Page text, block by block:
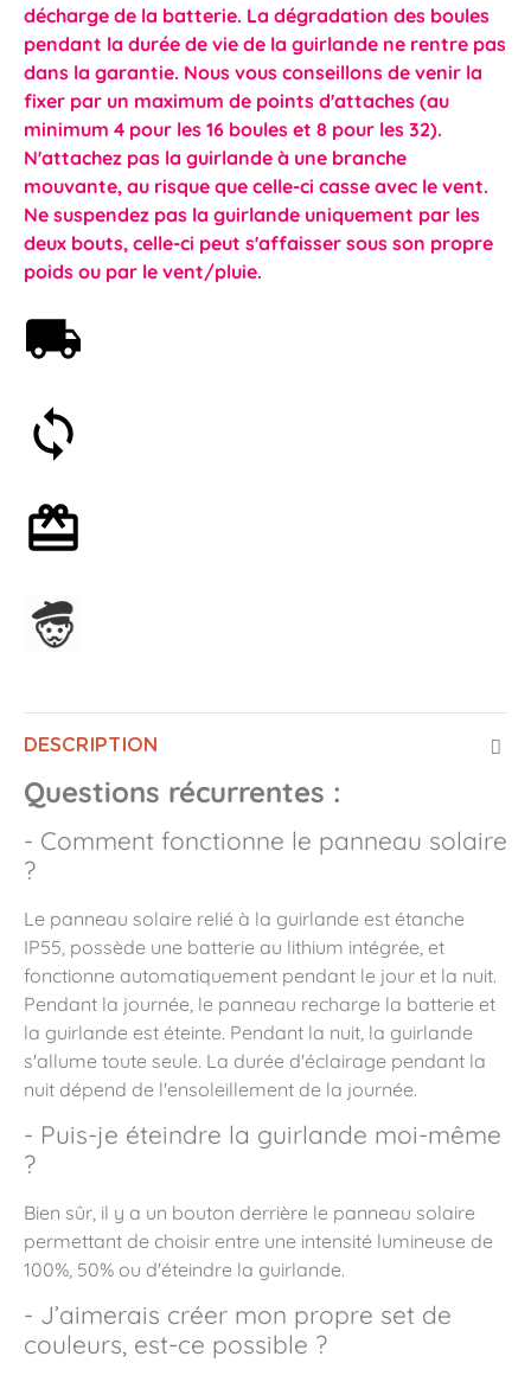
décharge de la batterie. La dégradation des boules
pendant la durée de vie de la guirlande ne rentre pas
dans la garantie. Nous vous conseillons de venir la
fixer par un maximum de points d'attaches (au
minimum 4 pour les 16 boules et 8 pour les 32).
N'attachez pas la guirlande à une branche
mouvante, au risque que celle-ci casse avec le vent.
Ne suspendez pas la guirlande uniquement par les
deux bouts, celle-ci peut s'affaisser sous son propre
poids ou par le vent/pluie.
DESCRIPTION
Questions récurrentes :
- Comment fonctionne le panneau solaire
?
Le panneau solaire relié à la guirlande est étanche
IP55, possède une batterie au lithium intégrée, et
fonctionne automatiquement pendant le jour et la nuit.
Pendant la journée, le panneau recharge la batterie et
la guirlande est éteinte. Pendant la nuit, la guirlande
s'allume toute seule. La durée d'éclairage pendant la
nuit dépend de l'ensoleillement de la journée.
- Puis-je éteindre la guirlande moi-même
?
Bien sûr, il y a un bouton derrière le panneau solaire
permettant de choisir entre une intensité lumineuse de
100%, 50% ou d'éteindre la guirlande.
- J’aimerais créer mon propre set de
couleurs, est-ce possible ?